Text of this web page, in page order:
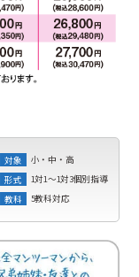
対象
小・中・高
形式
1対1～1対3個別指導
教科
5教科対応